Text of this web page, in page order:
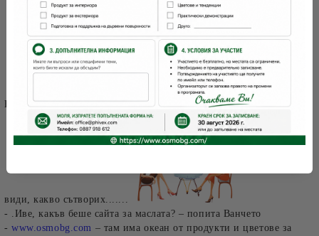
Еха, стана прекрасна ! Сега ще поканя Ванчето на кафе, за да
види, какво сътворих.......
- . Иве, какъв беше сайта за маслата? – попита Ванчето
-www.osmobg.com – там има океан от продукти и цветове за